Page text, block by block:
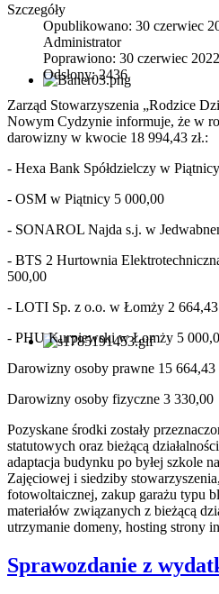
Szczegóły
Opublikowano: 30 czerwiec
Administrator
Poprawiono: 30 czerwiec 2022
Odsłony: 2436
Zarząd Stowarzyszenia „Rodzice
Nowym Cydzynie informuje, że w
darowizny w kwocie 18 994,43 zł.:
- Hexa Bank Spółdzielczy w
- OSM w Piątnicy 5 000,00
- SONAROL Najda s.j. w
- BTS 2 Hurtownia
500,00
- LOTI Sp. z o.o. w Łomży 2 664,43
- PHU Kurpiewski w Łomży 5
Darowizny osoby prawne 15 664,43
Darowizny osoby fizyczne 3 330,00
Pozyskane środki zostały
statutowych oraz bieżącą
adaptacja budynku po byłej szkole
Zajęciowej i siedziby
fotowoltaicznej, zakup garażu typu
materiałów związanych z bieżącą
utrzymanie domeny, hosting strony
Sprawozdanie z